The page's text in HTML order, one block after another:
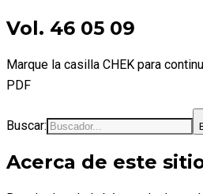
Vol. 46 05 09
Marque la casilla CHEK para
PDF
Buscar:
Acerca de este